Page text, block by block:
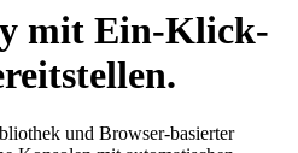
mit Ein-Klick-
und Browser-basierter